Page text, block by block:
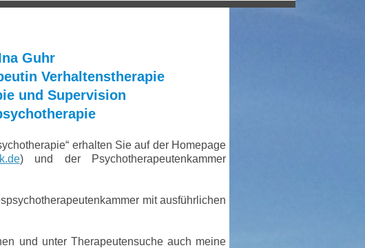
Guhr
H E R A P I E
Guhr
Verhaltenstherapie
und Supervision
erhalten Sie auf der Homepage
) und der Psychotherapeutenkammer
mit ausführlichen
und unter Therapeutensuche auch meine